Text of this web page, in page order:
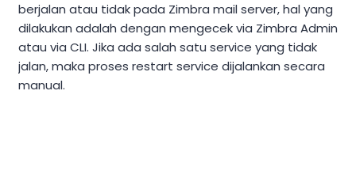
berjalan atau tidak pada Zimbra mail server, hal yang
dilakukan adalah dengan mengecek via Zimbra Admin
atau via CLI. Jika ada salah satu service yang tidak
jalan, maka proses restart service dijalankan secara
manual.